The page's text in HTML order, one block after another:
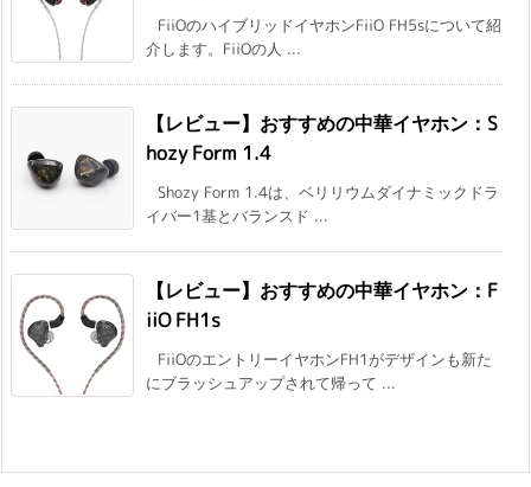
FiiOのハイブリッドイヤホンFiiO FH5sについて紹
介します。FiiOの人 ...
【レビュー】おすすめの中華イヤホン：S
hozy Form 1.4
Shozy Form 1.4は、ベリリウムダイナミックドラ
イバー1基とバランスド ...
【レビュー】おすすめの中華イヤホン：F
iiO FH1s
FiiOのエントリーイヤホンFH1がデザインも新た
にブラッシュアップされて帰って ...